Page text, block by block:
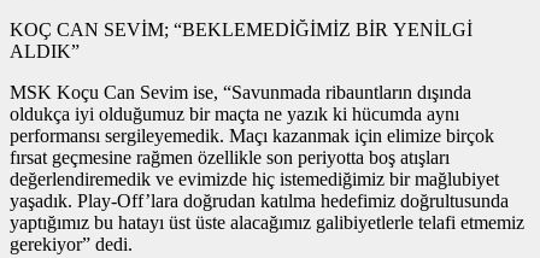
KOÇ CAN SEVİM; “BEKLEMEDİĞİMİZ BİR YENİLGİ
ALDIK”
MSK Koçu Can Sevim ise, “Savunmada ribauntların dışında
oldukça iyi olduğumuz bir maçta ne yazık ki hücumda aynı
performansı sergileyemedik. Maçı kazanmak için elimize birçok
fırsat geçmesine rağmen özellikle son periyotta boş atışları
değerlendiremedik ve evimizde hiç istemediğimiz bir mağlubiyet
yaşadık. Play-Off’lara doğrudan katılma hedefimiz doğrultusunda
yaptığımız bu hatayı üst üste alacağımız galibiyetlerle telafi etmemiz
gerekiyor” dedi.